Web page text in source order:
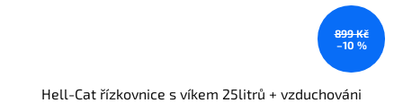
899 Kč
–10 %
Hell-Cat řízkovnice s víkem 25litrů + vzduchováni